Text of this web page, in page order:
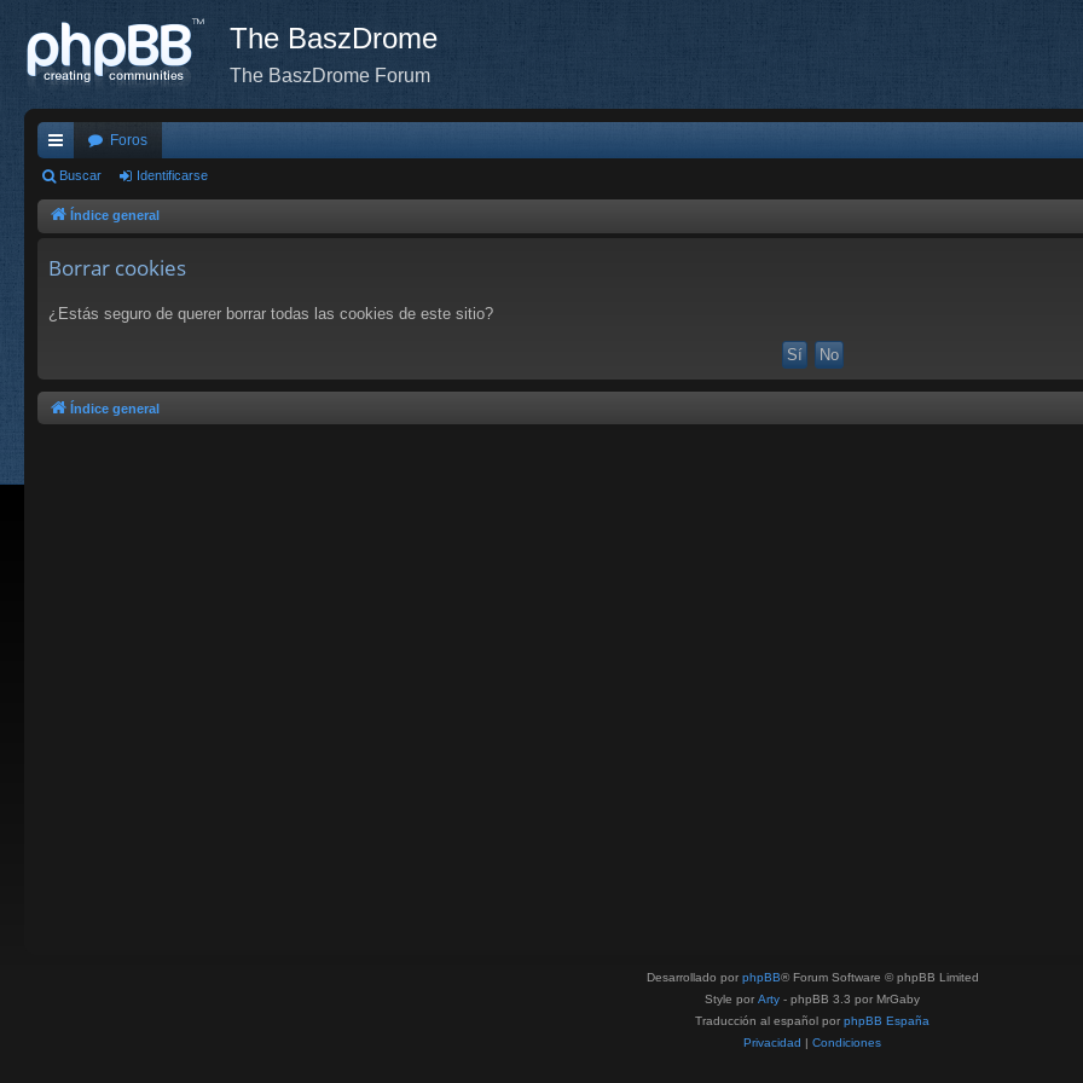
The BaszDrome
The BaszDrome Forum
nl
ac
pi
s
Foros
Buscar Identificarse
Índice general
Borrar cookies
¿Estás seguro de querer borrar todas las cookies de este sitio?
Índice general
Desarrollado por phpBB® Forum Software © phpBB Limited
Style por Arty - phpBB 3.3 por MrGaby
Traducción al español por phpBB España
Privacidad | Condiciones